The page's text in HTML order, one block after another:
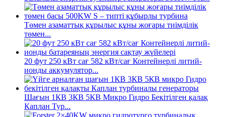
Төмен азаматтық құрылыс құны жоғары тиімділік
төмен...
20 фут 250 кВт сағ 582 кВт/сағ Контейнерлі литий-
ионды аккумулятор...
Шағын 1КВ 3КВ 5КВ Микро Гидро Бекітілген қалақ
Каплан Тур...